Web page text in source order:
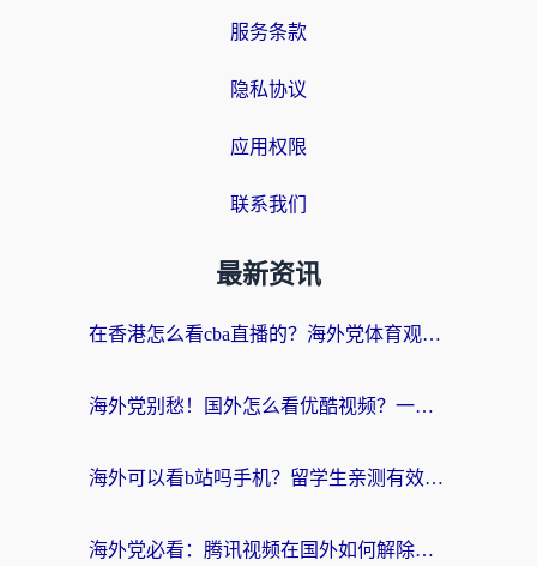
服务条款
隐私协议
应用权限
联系我们
最新资讯
在香港怎么看cba直播的？海外党体育观赛终极指南：告别版权限制，畅享中文解说
海外党别愁！国外怎么看优酷视频？一招解决追剧、看直播难题
海外可以看b站吗手机？留学生亲测有效的回国加速指南
海外党必看：腾讯视频在国外如何解除地域限制？附优酷咪咕使用指南